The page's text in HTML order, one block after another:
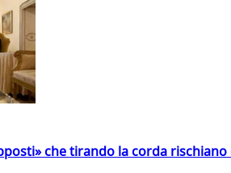
che tirando la corda